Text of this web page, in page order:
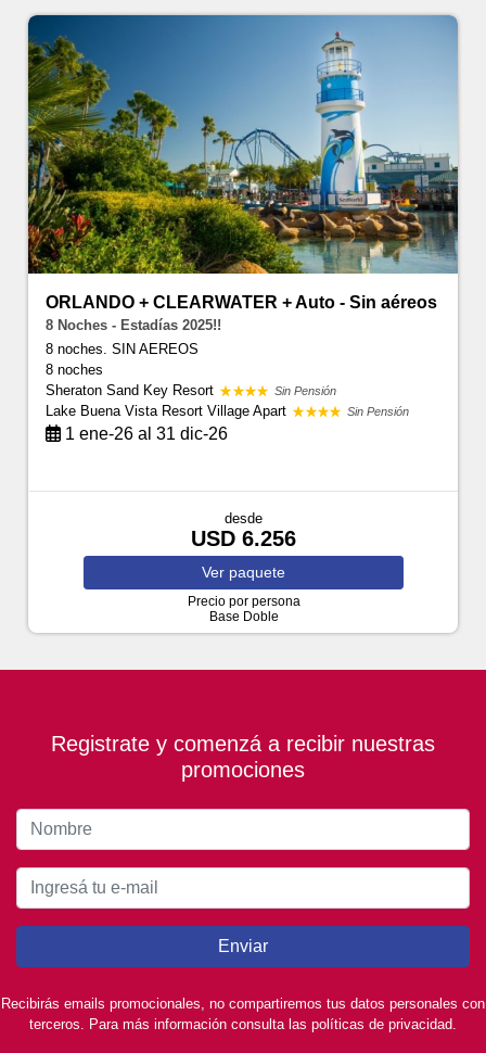
ORLANDO + CLEARWATER + Auto - Sin aéreos
8 Noches - Estadías 2025!!
8 noches. SIN AEREOS
8 noches
Sheraton Sand Key Resort
Sin Pensión
Lake Buena Vista Resort Village Apart Sin Pensión
1 ene-26 al 31 dic-26
desde
USD 6.256
Ver paquete
Precio por persona
Base Doble
Registrate y comenzá a recibir nuestras
promociones
Enviar
Recibirás emails promocionales, no compartiremos tus datos personales con
terceros. Para más información consulta las políticas de privacidad.